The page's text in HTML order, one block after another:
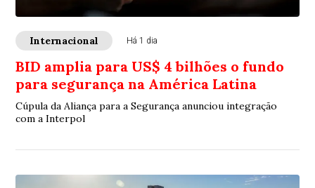
Internacional Há 1 dia
BID amplia para US$ 4 bilhões o fundo
para segurança na América Latina
Cúpula da Aliança para a Segurança anunciou integração
com a Interpol